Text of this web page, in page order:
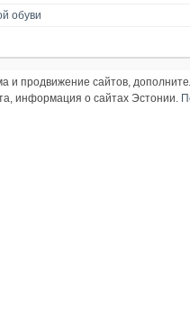
обуви
и продвижение сайтов,
информация о сайтах Эстонии.